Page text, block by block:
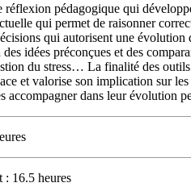
réflexion pédagogique qui
qui permet de raisonner
qui autorisent une
idées préconçues et des
du stress… La finalité des
et valorise son implication sur
accompagner dans leur évolution
: 16.5 heures